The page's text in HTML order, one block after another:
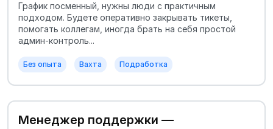
График посменный, нужны люди с практичным
подходом. Будете оперативно закрывать тикеты,
помогать коллегам, иногда брать на себя простой
админ‑контроль...
Без опыта Вахта Подработка
Менеджер поддержки —